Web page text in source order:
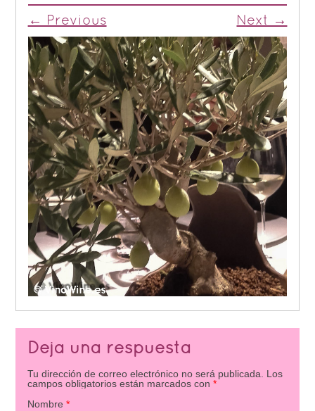
← Previous Next →
Deja una respuesta
Tu dirección de correo electrónico no será publicada. Los
campos obligatorios están marcados con *
Nombre *